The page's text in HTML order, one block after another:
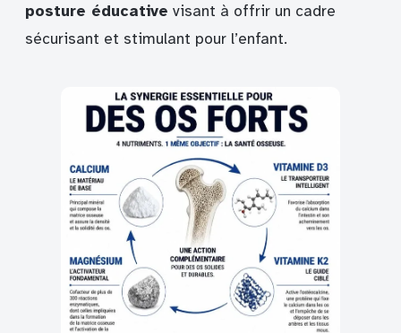
posture éducative visant à offrir un cadre
sécurisant et stimulant pour l’enfant.